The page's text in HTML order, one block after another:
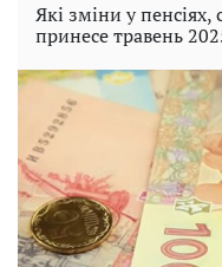
Які зміни у пенсіях,
принесе травень